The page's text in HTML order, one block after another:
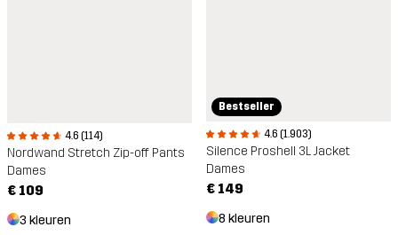
4.6 (114)
Nordwand Stretch Zip-off Pants
Dames
€ 109
3 kleuren
Bestseller
4.6 (1.903)
Silence Proshell 3L Jacket
Dames
€ 149
8 kleuren